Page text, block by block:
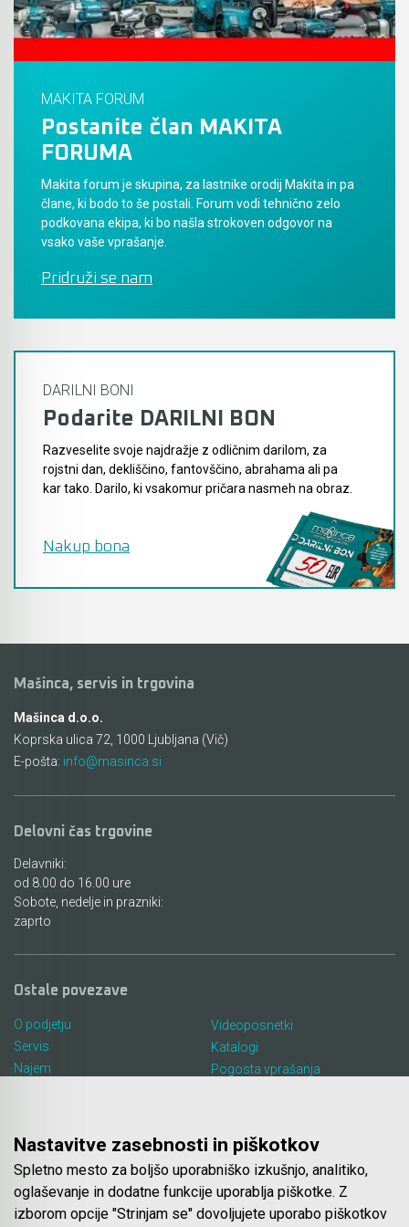
MAKITA FORUM
Postanite član MAKITA
FORUMA
Makita forum je skupina, za lastnike orodij Makita in pa
člane, ki bodo to še postali. Forum vodi tehnično zelo
podkovana ekipa, ki bo našla strokoven odgovor na
vsako vaše vprašanje.
Pridruži se nam
DARILNI BONI
Podarite DARILNI BON
Razveselite svoje najdražje z odličnim darilom, za
rojstni dan, dekliščino, fantovščino, abrahama ali pa
kar tako. Darilo, ki vsakomur pričara nasmeh na obraz.
Nakup bona
Mašinca, servis in trgovina
Mašinca d.o.o.
Koprska ulica 72, 1000 Ljubljana (Vič)
E-pošta: info@masinca.si
Delovni čas trgovine
Delavniki:
od 8.00 do 16.00 ure
Sobote, nedelje in prazniki:
zaprto
Ostale povezave
O podjetju
Servis
Najem
Videoposnetki
Katalogi
Pogosta vprašanja
Spletna trgovina
Pogoji poslovanja
Nastavitve zasebnosti in piškotkov
Spletno mesto za boljšo uporabniško izkušnjo, analitiko,
oglaševanje in dodatne funkcije uporablja piškotke. Z
izborom opcije "Strinjam se" dovoljujete uporabo piškotkov
Akumulatorski vezalci in rezalniki armature &
Akumulatorska mikrovalovna pečica
Akumulatorski čistilniki